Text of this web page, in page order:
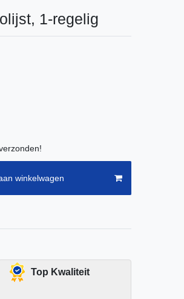
1-regelig
winkelwagen
Top Kwaliteit